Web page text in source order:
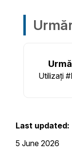
Utilizați
Last updated:
5 June 2026